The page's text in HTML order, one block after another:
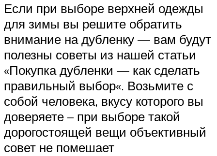
Если при выборе верхней одежды
для зимы вы решите обратить
внимание на дубленку — вам будут
полезны советы из нашей статьи
«Покупка дубленки — как сделать
правильный выбор«. Возьмите с
собой человека, вкусу которого вы
доверяете – при выборе такой
дорогостоящей вещи объективный
совет не помешает